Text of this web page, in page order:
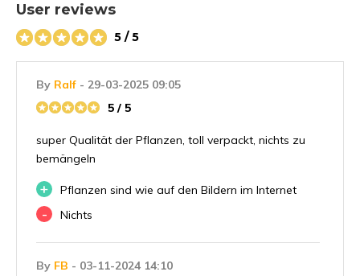
User reviews
5 / 5
By Ralf - 29-03-2025 09:05
5 / 5
super Qualität der Pflanzen, toll verpackt, nichts zu
bemängeln
+ Pflanzen sind wie auf den Bildern im Internet
- Nichts
By FB - 03-11-2024 14:10